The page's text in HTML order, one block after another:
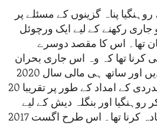
روہنگیا پناہ گزینوں کے مسئلے پر
جاری رکھنے کے لیے ایک ورچوئل
تھا۔ اس کا مقصد دوسرے
کرنا تھا کہ وہ اس جاری بحران
کے لیے کھل کر عطیات دیں اور ساتھ ہی مالی سال 2020
کے اختتام تک انسانی ہمدردی کے امداد کے طور پر تقریبا 20
روہنگیا اور بنگلہ دیش کے لیے
امریکہ کی حمایت کا اعادہ کرنا تھا۔ اس طرح اگست 2017